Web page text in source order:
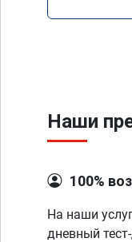
Наши
100%
На наши
дневный